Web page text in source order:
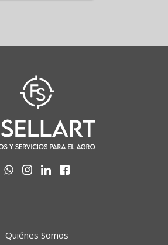
Quiénes Somos